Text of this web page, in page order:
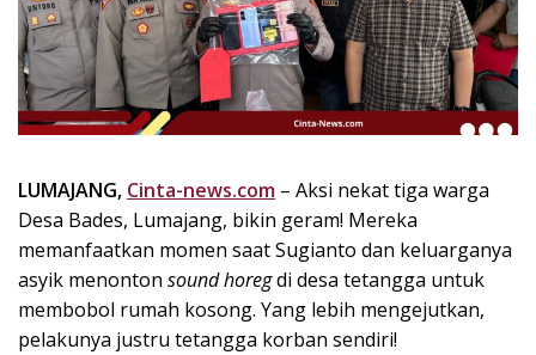
i
n
,
P
n
I
n
s
p
LUMAJANG, Cinta-news.com – Aksi nekat tiga warga
Desa Bades, Lumajang, bikin geram! Mereka
memanfaatkan momen saat Sugianto dan keluarganya
asyik menonton sound horegdi desa tetangga untuk
membobol rumah kosong. Yang lebih mengejutkan,
pelakunya justru tetangga korban sendiri!